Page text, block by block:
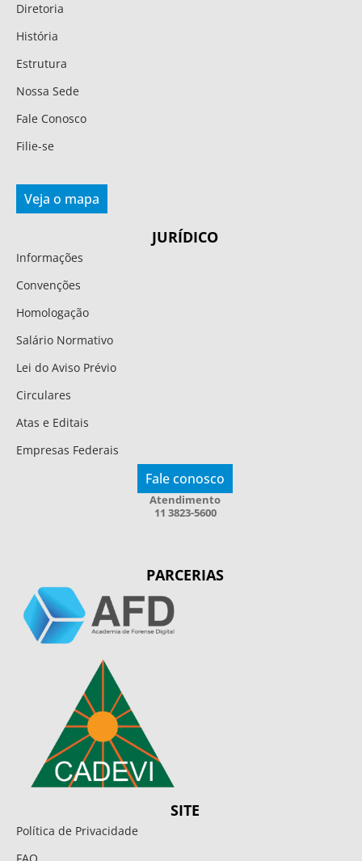
Diretoria
História
Estrutura
Nossa Sede
Fale Conosco
Filie-se
Veja o mapa
JURÍDICO
Informações
Convenções
Homologação
Salário Normativo
Lei do Aviso Prévio
Circulares
Atas e Editais
Empresas Federais
Fale conosco
Atendimento
11 3823-5600
PARCERIAS
SITE
Política de Privacidade